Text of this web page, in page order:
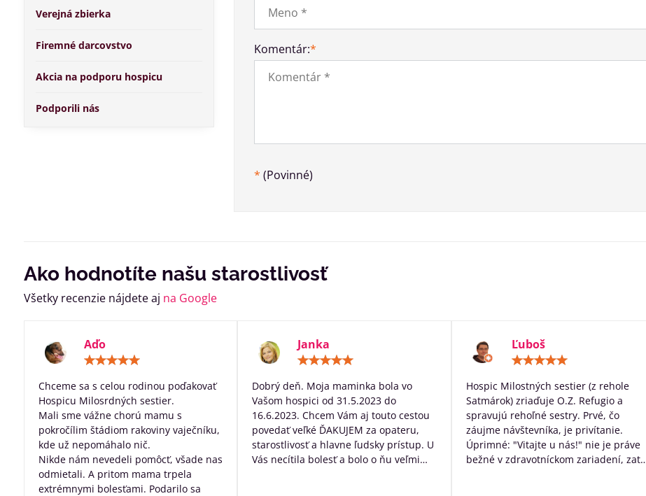
Komentár:*
* (Povinné)
Verejná zbierka
Firemné darcovstvo
Akcia na podporu hospicu
Podporili nás
Ako hodnotíte našu starostlivosť
Všetky recenzie nájdete aj na Google
Aďo
/
5
Chceme sa s celou rodinou poďakovať
Hospicu Milosrdných sestier.
Mali sme vážne chorú mamu s
pokročílim štádiom rakoviny vaječníku,
kde už nepomáhalo nič.
Nikde nám nevedeli pomôcť, všade nas
odmietali. A pritom mama trpela
extrémnymi bolesťami. Podarilo sa
Janka
/
5
Dobrý deň. Moja maminka bola vo
Vašom hospici od 31.5.2023 do
16.6.2023. Chcem Vám aj touto cestou
povedať veľké ĎAKUJEM za opateru,
starostlivosť a hlavne ľudsky prístup. U
Vás necítila bolesť a bolo o ňu veľmi
Ľuboš
/
5
Hospic Milostných sestier (z rehole
Satmárok) zriaďuje O.Z. Refugio a
spravujú rehoľné sestry. Prvé, čo
záujme návštevníka, je privítanie.
Úprimné: "Vitajte u nás!" nie je práve
bežné v zdravotníckom zariadení, zato